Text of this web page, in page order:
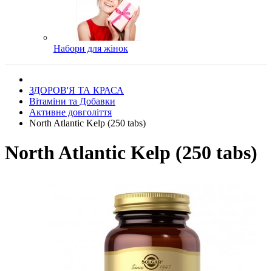
Набори для жінок
ЗДОРОВ'Я ТА КРАСА
Вітаміни та Добавки
Активне довголіття
North Atlantic Kelp (250 tabs)
North Atlantic Kelp (250 tabs)